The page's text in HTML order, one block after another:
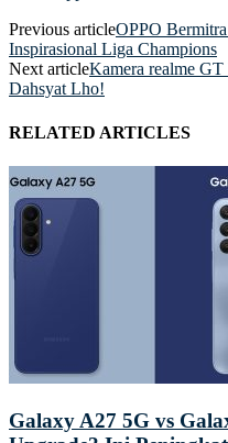
Previous articleOPPO
Inspirasional Liga Champions
Next articleKamera realme
Dahsyat Lho!
RELATED ARTICLES
Galaxy A27 5G vs